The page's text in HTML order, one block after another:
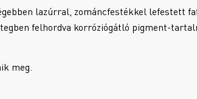
lazúrral, zománcfestékkel lefestett
felhordva korróziógátló pigment-
meg.